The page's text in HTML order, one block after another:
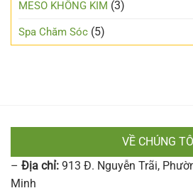
MESO KHÔNG KIM (3)
Spa Chăm Sóc (5)
VỀ CHÚNG TÔI
– Địa chỉ: 913 Đ. Nguyễn Trãi,
Minh